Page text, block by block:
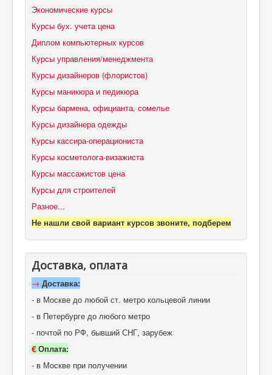
Экономические курсы
Курсы бух. учета цена
Диплом компьютерных курсов
Курсы управления/менеджмента
Курсы дизайнеров (флористов)
Курсы маникюра и педикюра
Курсы бармена, официанта, сомелье
Курсы дизайнера одежды
Курсы кассира-операциониста
Курсы косметолога-визажиста
Курсы массажистов цена
Курсы для строителей
Разное...
Не нашли свой вариант курсов звоните, подберем
Доставка, оплата
→ Доставка:
- в Москве до любой ст. метро кольцевой линии
- в Петербурге до любого метро
- почтой по РФ, бывший СНГ, зарубеж
€Оплата:
- в Москве при получении